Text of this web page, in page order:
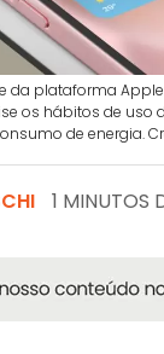
da plataforma
os hábitos de uso
de energia.
1 MINUTOS